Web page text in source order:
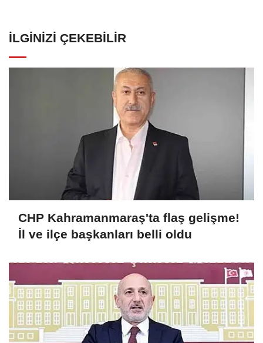
İLGINIZI ÇEKEBILIR
CHP Kahramanmaraş'ta flaş gelişme!
İl ve ilçe başkanları belli oldu